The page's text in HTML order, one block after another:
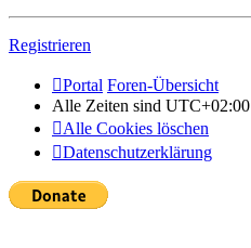
Registrieren
Portal Foren-Übersicht
Alle Zeiten sind UTC+02:00
Alle Cookies löschen
Datenschutzerklärung